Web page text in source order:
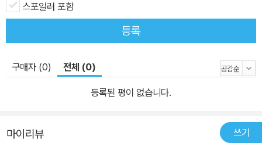
스포일러 포함
등록
구매자 (0) 전체 (0)
등록된 평이 없습니다.
마이리뷰 쓰기